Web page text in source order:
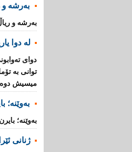
بەرشە و ریاڵ لە (15) ساڵدا
بەرشە و ریاڵ لە (15) ساڵدا چیان چنى،
لە دوا
دوای
میسیش
بەوێنە؛
بەوێنە؛
ژنانی‌